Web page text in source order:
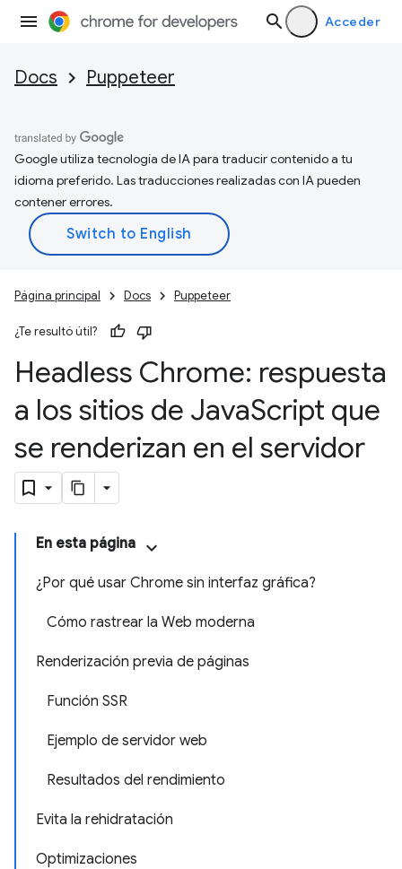
Acceder
Docs Puppeteer
Google utiliza tecnología de IA para traducir contenido a tu
idioma preferido. Las traducciones realizadas con IA pueden
contener errores.
Página principal Docs Puppeteer
¿Te resultó útil?
Headless Chrome: respuesta
a los sitios de JavaScript que
se renderizan en el servidor
En esta página
¿Por qué usar Chrome sin interfaz gráfica?
Cómo rastrear la Web moderna
Renderización previa de páginas
Función SSR
Ejemplo de servidor web
Resultados del rendimiento
Evita la rehidratación
Optimizaciones